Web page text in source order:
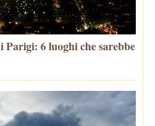
6 luoghi che sarebbe